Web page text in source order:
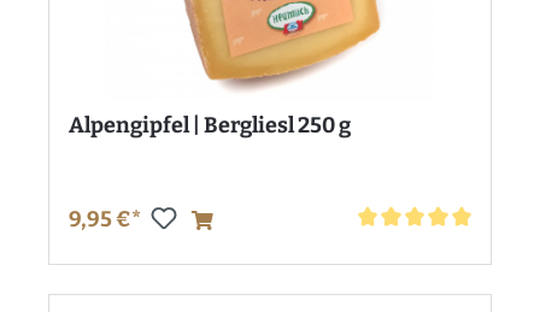
Alpengipfel | Bergliesl 250 g
9,95 €*